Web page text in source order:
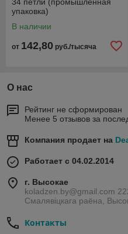
упаковка)
В наличии
от 142,80 руб./тысяча
О нас
Рейтинг не сформирован
Менее 5 отзывов за
Компания продает на
Работает с 04.02.2014
г. Высокае
koladzen.by@gmail.com
Смалявіцкага раёна,
Контакты